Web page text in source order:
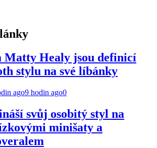
Matty Healy jsou definicí
stylu na své líbánky
ago9 hodin ago0
svůj osobitý styl na
minišaty a